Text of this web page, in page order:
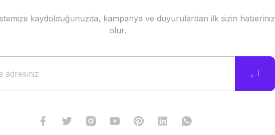
Gönder
kaydolduğunuzda, kampanya ve duyurulardan ilk sizin haberiniz
olur.